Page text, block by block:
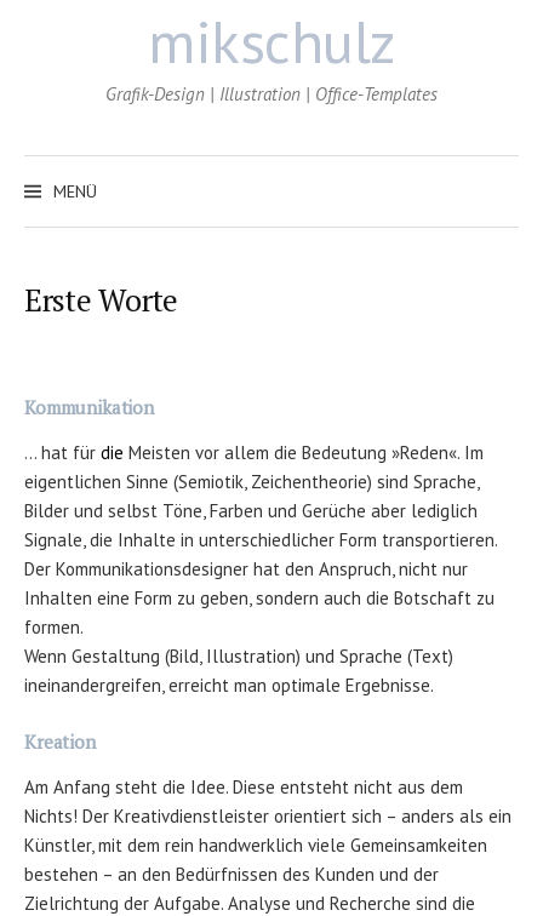
mikschulz
Grafik-Design | Illustration | Office-Templates
MENÜ
Erste Worte
Kommunikation
… hat für die Meisten vor allem die Bedeutung »Reden«. Im
eigentlichen Sinne (Semiotik, Zeichentheorie) sind Sprache,
Bilder und selbst Töne, Farben und Gerüche aber lediglich
Signale, die Inhalte in unterschiedlicher Form transportieren.
Der Kommunikationsdesigner hat den Anspruch, nicht nur
Inhalten eine Form zu geben, sondern auch die Botschaft zu
formen.
Wenn Gestaltung (Bild, Illustration) und Sprache (Text)
ineinandergreifen, erreicht man optimale Ergebnisse.
Kreation
Am Anfang steht die Idee. Diese entsteht nicht aus dem
Nichts! Der Kreativdienstleister orientiert sich – anders als ein
Künstler, mit dem rein handwerklich viele Gemeinsamkeiten
bestehen – an den Bedürfnissen des Kunden und der
Zielrichtung der Aufgabe. Analyse und Recherche sind die